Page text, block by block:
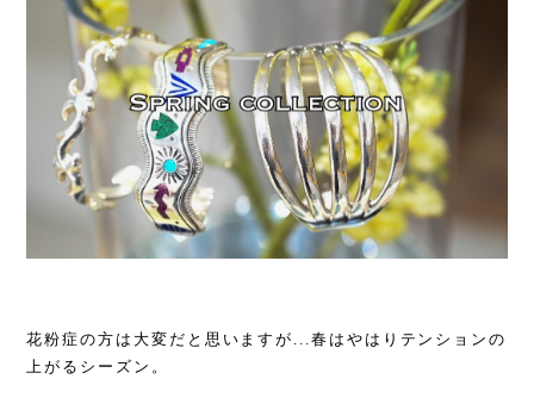
花粉症の方は大変だと思いますが...春はやはりテンションの
上がるシーズン。